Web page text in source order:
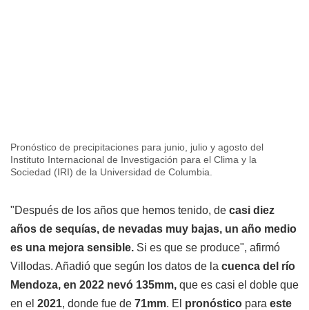
Pronóstico de precipitaciones para junio, julio y agosto del
Instituto Internacional de Investigación para el Clima y la
Sociedad (IRI) de la Universidad de Columbia.
"Después de los años que hemos tenido, de casi diez
años de sequías, de nevadas muy bajas, un año medio
es una mejora sensible. Si es que se produce", afirmó
Villodas. Añadió que según los datos de la cuenca del río
Mendoza, en 2022 nevó 135mm, que es casi el doble que
en el 2021, donde fue de 71mm. El pronóstico para este